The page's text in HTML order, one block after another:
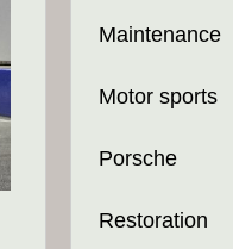
Maintenance
Motor sports
Porsche
Restoration